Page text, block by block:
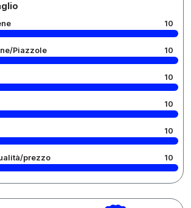
10
Piazzole 10
10
10
10
prezzo 10